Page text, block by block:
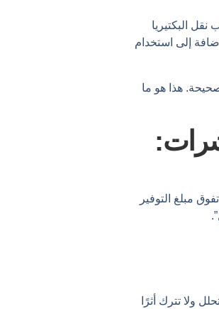
البكتيريا
إلى استخدام
هذا هو ما
مبلغ التوفير
ولا تترك أثرًا